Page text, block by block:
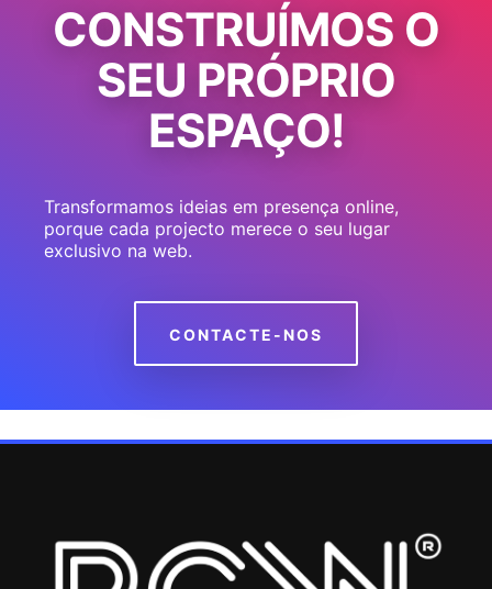
CONSTRUÍMOS O
SEU PRÓPRIO
ESPAÇO!
Transformamos ideias em presença online,
porque cada projecto merece o seu lugar
exclusivo na web.
CONTACTE-NOS